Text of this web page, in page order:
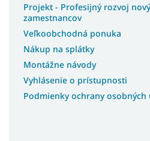
Projekt - Profesijný rozvoj
zamestnancov
Veľkoobchodná ponuka
Nákup na splátky
Montážne návody
Vyhlásenie o prístupnosti
Podmienky ochrany osobných